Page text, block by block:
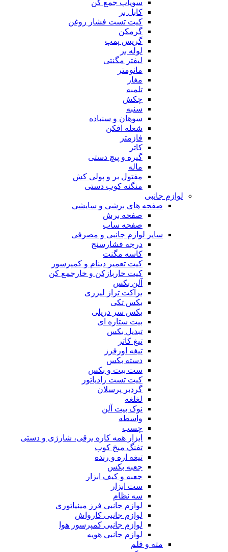
سوپاپ جمع کن
کابل بر
کیت تست فشار روغن
گرمکن
گریس پمپ
لوله بر
لیفتر مگنتی
مانومتر
مغار
تلمبه
چکش
سنبه
سوهان و سنباده
شعله افکن
فازمتر
کاتر
گیره و پیچ دستی
ماله
مفتول بر و پولی کش
منگنه کوب دستی
لوازم جانبی
صفحه های برشی و سایشی
صفحه برش
صفحه ساب
سایر لوازم جانبی و مصرفی
درجه فشارسنج
کاسه مگنت
کیت تعمیر دینام و کمپرسور
کیت خاربازکن و خارجمع کن
آلن بکس
براکت تراز لیزری
بکس تکی
بکس سر دریلی
بیت ستاره ای
تبدیل بکس
تیغ کاتر
تیغه اورفرز
دسته بکس
ست بیت و بکس
کیت تست رادیاتور
گردبر پرسلان
لغلغه
نوک بیت آلن
واسطه
چسب
ابزار همه کاره برقی، شارژی و دستی
تفنگ میخ کوب
تیغه اره و رنده
جعبه بکس
جعبه و کیف ابزار
ست ابزار
سه نظام
لوازم جانبی فرز مینیاتوری
لوازم جانبی کارواش
لوازم جانبی کمپرسور هوا
لوازم جانبی هویه
مته و قلم